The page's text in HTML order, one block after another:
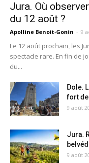
Jura. Où
du 12 août ?
Apolline Benoit-Gonin - 9
Le 12 août prochain, les
spectacle rare. En fin de
du...
Dole.
fort de
9 août
Jura.
9 août